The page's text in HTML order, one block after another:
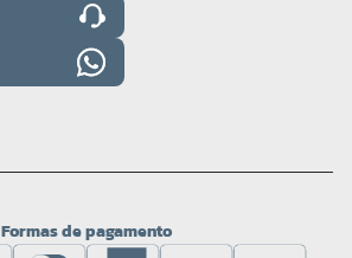
Formas de pagamento